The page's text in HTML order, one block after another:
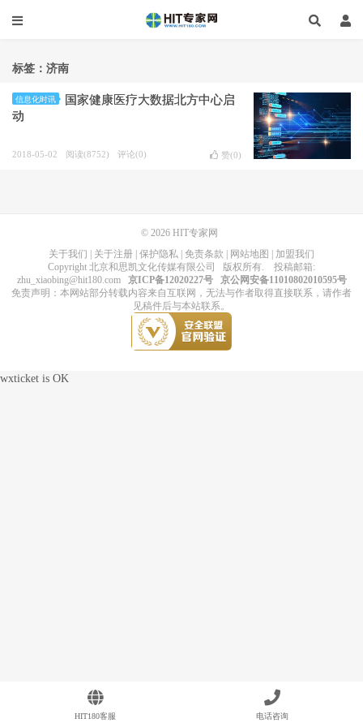
标签：济南
信息化时讯
国家健康医疗大数据北方中心启
动
2018-05-02 阅读(8752) 评论(0) 赞(0)
© 2026 HIT专家网
关于我们
关于注册 保护隐私 免责条款 网站地图
加盟我们
Copyright 北京和思凯文化传媒有限公司 版权所有. 投稿邮箱:
zhu_xiaobing@hit180.com
京ICP备12020227号
京公网安备11010802010595号
免责声明：本网站部分转载内容来自互联网，无法与作者取得直接联系，请作者
见稿件后与本站联系。
HIT180客服 电话咨询
wxticket is OK